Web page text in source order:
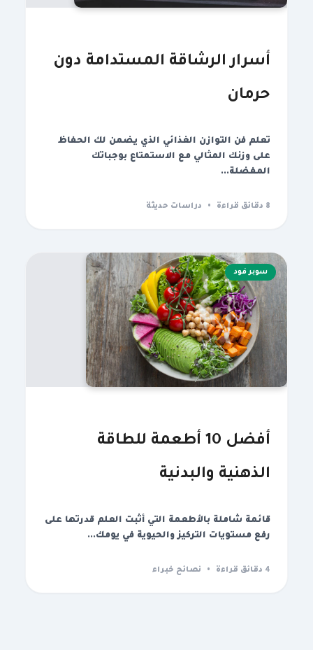
أسرار الرشاقة المستدامة دون
حرمان
تعلم فن التوازن الغذائي الذي يضمن لك الحفاظ
على وزنك المثالي مع الاستمتاع بوجباتك
المفضلة...
8 دقائق قراءة • دراسات حديثة
سوبر فود
أفضل 10 أطعمة للطاقة
الذهنية والبدنية
قائمة شاملة بالأطعمة التي أثبت العلم قدرتها على
رفع مستويات التركيز والحيوية في يومك...
4 دقائق قراءة • نصائح خبراء